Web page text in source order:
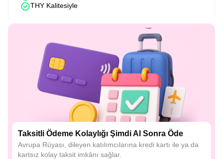
THY Kalitesiyle
Taksitli Ödeme Kolaylığı Şimdi Al Sonra Öde
Avrupa Rüyası, dileyen katılımcılarına kredi kartı ile ya da
kartsız kolay taksit imkânı sağlar.